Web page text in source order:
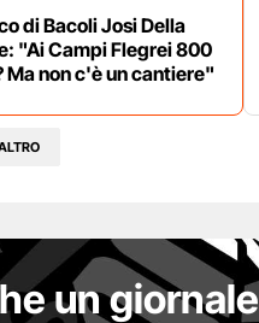
di Bacoli Josi Della
"Ai Campi Flegrei 800
Ma non c'è un cantiere"
un giornale